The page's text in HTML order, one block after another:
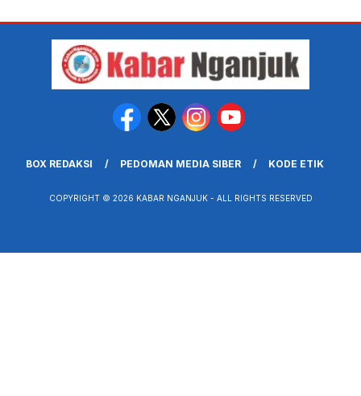
BOX REDAKSI PEDOMAN MEDIA SIBER KODE ETIK
COPYRIGHT © 2026 KABAR NGANJUK - ALL RIGHTS RESERVED